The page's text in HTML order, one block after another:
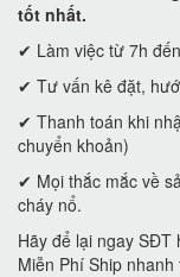
tốt nhất.
✔ Làm việc từ 7h
✔ Tư vấn kê đặt,
✔ Thanh toán khi
chuyển khoản)
✔ Mọi thắc mắc về
cháy nổ.
Hãy để lại ngay SĐT
Miễn Phí Ship